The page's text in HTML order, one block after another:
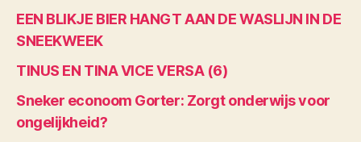
EEN BLIKJE BIER HANGT AAN DE WASLIJN IN DE
SNEEKWEEK
TINUS EN TINA VICE VERSA (6)
Sneker econoom Gorter: Zorgt onderwijs voor
ongelijkheid?